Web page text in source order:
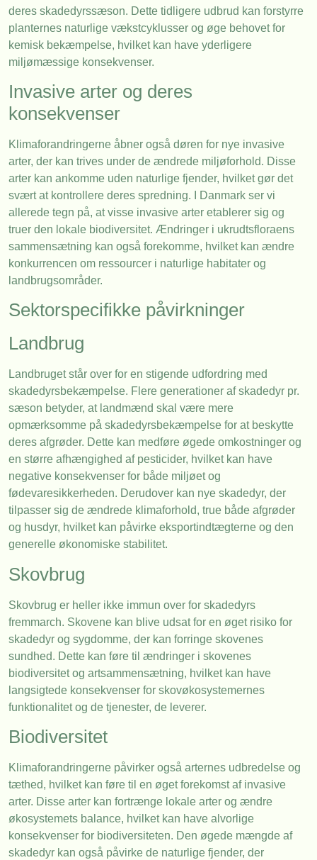
deres skadedyrssæson. Dette tidligere udbrud kan forstyrre
planternes naturlige vækstcyklusser og øge behovet for
kemisk bekæmpelse, hvilket kan have yderligere
miljømæssige konsekvenser.
Invasive arter og deres
konsekvenser
Klimaforandringerne åbner også døren for nye invasive
arter, der kan trives under de ændrede miljøforhold. Disse
arter kan ankomme uden naturlige fjender, hvilket gør det
svært at kontrollere deres spredning. I Danmark ser vi
allerede tegn på, at visse invasive arter etablerer sig og
truer den lokale biodiversitet. Ændringer i ukrudtsfloraens
sammensætning kan også forekomme, hvilket kan ændre
konkurrencen om ressourcer i naturlige habitater og
landbrugsområder.
Sektorspecifikke påvirkninger
Landbrug
Landbruget står over for en stigende udfordring med
skadedyrsbekæmpelse. Flere generationer af skadedyr pr.
sæson betyder, at landmænd skal være mere
opmærksomme på skadedyrsbekæmpelse for at beskytte
deres afgrøder. Dette kan medføre øgede omkostninger og
en større afhængighed af pesticider, hvilket kan have
negative konsekvenser for både miljøet og
fødevaresikkerheden. Derudover kan nye skadedyr, der
tilpasser sig de ændrede klimaforhold, true både afgrøder
og husdyr, hvilket kan påvirke eksportindtægterne og den
generelle økonomiske stabilitet.
Skovbrug
Skovbrug er heller ikke immun over for skadedyrs
fremmarch. Skovene kan blive udsat for en øget risiko for
skadedyr og sygdomme, der kan forringe skovenes
sundhed. Dette kan føre til ændringer i skovenes
biodiversitet og artsammensætning, hvilket kan have
langsigtede konsekvenser for skovøkosystemernes
funktionalitet og de tjenester, de leverer.
Biodiversitet
Klimaforandringerne påvirker også arternes udbredelse og
tæthed, hvilket kan føre til en øget forekomst af invasive
arter. Disse arter kan fortrænge lokale arter og ændre
økosystemets balance, hvilket kan have alvorlige
konsekvenser for biodiversiteten. Den øgede mængde af
skadedyr kan også påvirke de naturlige fjender, der